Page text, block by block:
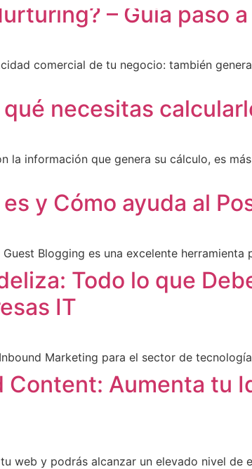
– Guía paso
comercial de tu negocio: también
necesitas
la información que genera su cálculo, es
y Cómo ayuda al
Blogging es una excelente
Todo lo que
IT
Marketing para el sector de tecnología
Content: Aumenta tu
web y podrás alcanzar un elevado nivel